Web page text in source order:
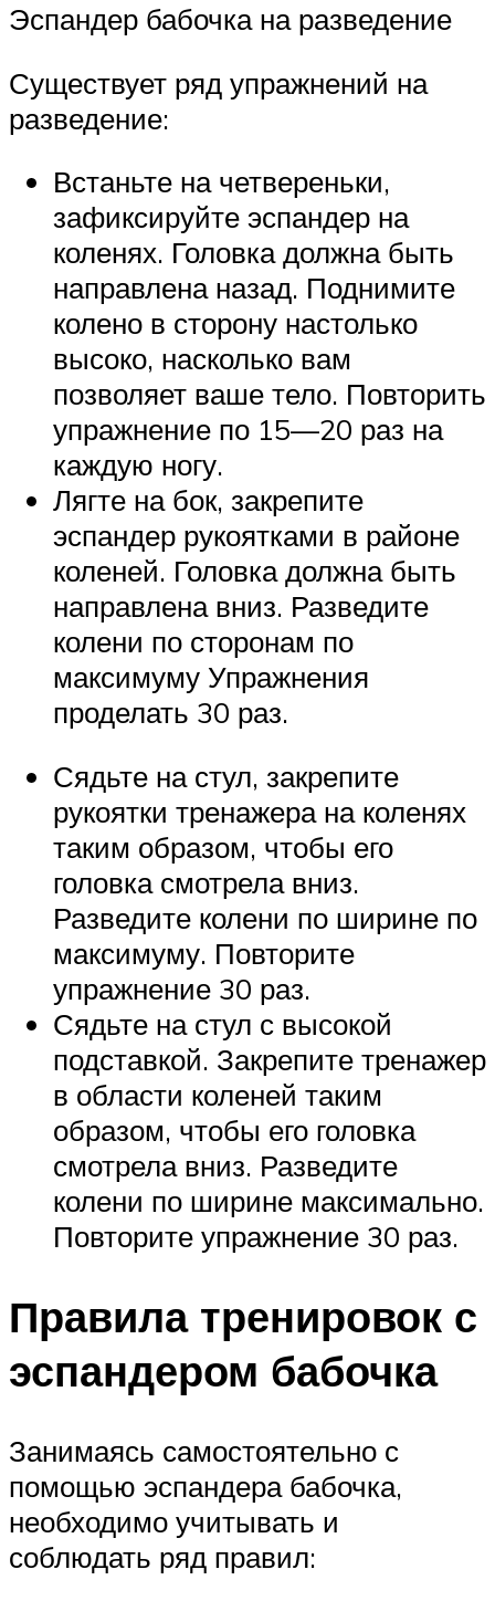
Эспандер бабочка на разведение
Существует ряд упражнений на
разведение:
Встаньте на четвереньки,
зафиксируйте эспандер на
коленях. Головка должна быть
направлена назад. Поднимите
колено в сторону настолько
высоко, насколько вам
позволяет ваше тело. Повторить
упражнение по 15—20 раз на
каждую ногу.
Лягте на бок, закрепите
эспандер рукоятками в районе
коленей. Головка должна быть
направлена вниз. Разведите
колени по сторонам по
максимуму Упражнения
проделать 30 раз.
Сядьте на стул, закрепите
рукоятки тренажера на коленях
таким образом, чтобы его
головка смотрела вниз.
Разведите колени по ширине по
максимуму. Повторите
упражнение 30 раз.
Сядьте на стул с высокой
подставкой. Закрепите тренажер
в области коленей таким
образом, чтобы его головка
смотрела вниз. Разведите
колени по ширине максимально.
Повторите упражнение 30 раз.
Правила тренировок с
эспандером бабочка
Занимаясь самостоятельно с
помощью эспандера бабочка,
необходимо учитывать и
соблюдать ряд правил: